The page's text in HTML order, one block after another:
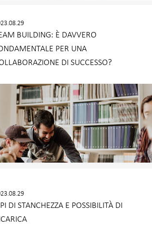
BUILDING: È DAVVERO
PER UNA
DI SUCCESSO?
DI STANCHEZZA E POSSIBILITÀ DI